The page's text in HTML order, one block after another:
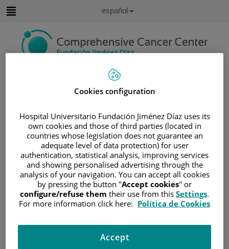
contenido
idioma
Idioma
Español
Inicio/ CUADRO MÉDICO
ISABEL BOUTHELIER MADRE
Isabel Bouthelier Madre
TITULACIÓN
Graduado en Medicina
por Universidad de
Cookies configuration
Hospital Universitario Fundación Jiménez Díaz uses its
own cookies and those of third parties (located in
countries whose legislation does not guarantee an
adequate level of data protection) for user
authentication, statistical analysis, improving services
and showing personalised advertising through the
analysis of your navigation. You can accept all cookies
by pressing the button "Accept cookies" or
configure/refuse them their use from this Settings.
For more information click here: Política de Cookies
Accept